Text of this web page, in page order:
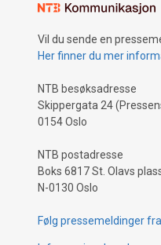
Vil du sende en
Her finner du mer
NTB besøksadresse
Skippergata 24
0154 Oslo
NTB postadresse
Boks 6817 St. Olavs
N-0130 Oslo
Følg pressemeldinger